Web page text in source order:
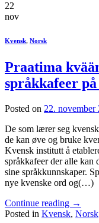
22
nov
Kvensk, Norsk
Praatima
språkkafeer
Posted on 22. november
De som lærer seg
de kan øve og bruke
Kvensk institutt å
språkkafeer der alle kan
sine språkkunnskaper.
nye kvenske ord og(…)
Continue reading →
Posted in Kvensk, Norsk